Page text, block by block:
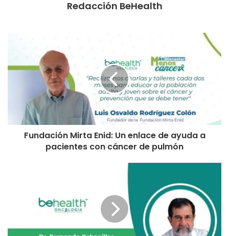
Redacción BeHealth
Fundación Mirta Enid: Un enlace de ayuda a
pacientes con cáncer de pulmón